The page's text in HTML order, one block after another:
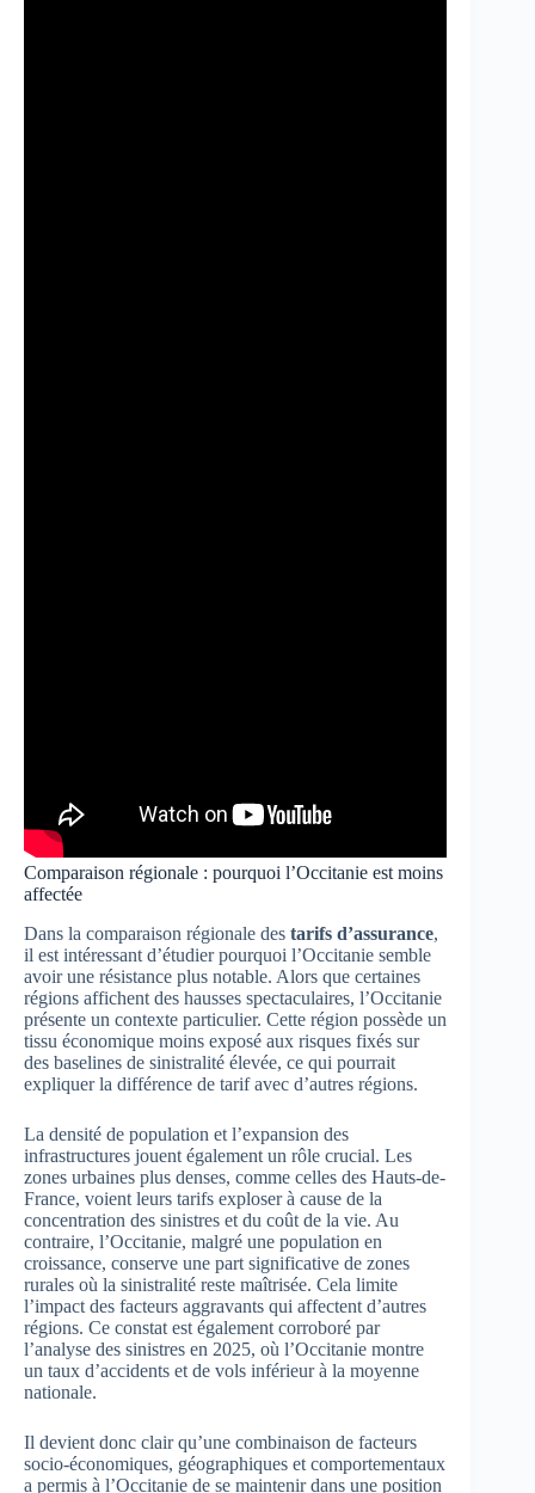
Comparaison régionale : pourquoi l’Occitanie est moins
affectée
Dans la comparaison régionale des tarifs d’assurance,
il est intéressant d’étudier pourquoi l’Occitanie semble
avoir une résistance plus notable. Alors que certaines
régions affichent des hausses spectaculaires, l’Occitanie
présente un contexte particulier. Cette région possède un
tissu économique moins exposé aux risques fixés sur
des baselines de sinistralité élevée, ce qui pourrait
expliquer la différence de tarif avec d’autres régions.
La densité de population et l’expansion des
infrastructures jouent également un rôle crucial. Les
zones urbaines plus denses, comme celles des Hauts-de-
France, voient leurs tarifs exploser à cause de la
concentration des sinistres et du coût de la vie. Au
contraire, l’Occitanie, malgré une population en
croissance, conserve une part significative de zones
rurales où la sinistralité reste maîtrisée. Cela limite
l’impact des facteurs aggravants qui affectent d’autres
régions. Ce constat est également corroboré par
l’analyse des sinistres en 2025, où l’Occitanie montre
un taux d’accidents et de vols inférieur à la moyenne
nationale.
Il devient donc clair qu’une combinaison de facteurs
socio-économiques, géographiques et comportementaux
a permis à l’Occitanie de se maintenir dans une position